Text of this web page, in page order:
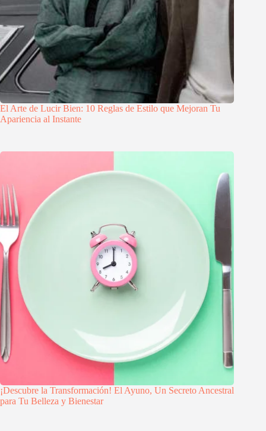
El Arte de Lucir Bien: 10 Reglas de Estilo que Mejoran Tu
Apariencia al Instante
¡Descubre la Transformación! El Ayuno, Un Secreto Ancestral
para Tu Belleza y Bienestar